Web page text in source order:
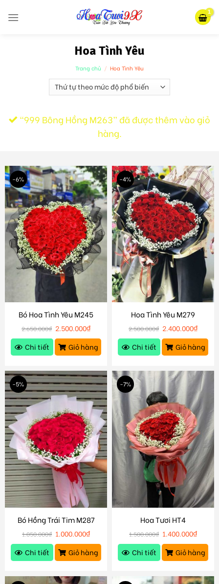
Hoa Tình Yêu
Trang chủ / Hoa Tình Yêu
“999 Bông Hồng M263” đã được thêm vào giỏ
hàng.
-6%
Bó Hoa Tình Yêu M245
2.650.000₫ 2.500.000₫
Chi tiết
Giỏ hàng
-4%
Hoa Tình Yêu M279
2.500.000₫ 2.400.000₫
Chi tiết
Giỏ hàng
-5%
Bó Hồng Trái Tim M287
1.050.000₫ 1.000.000₫
Chi tiết
Giỏ hàng
-7%
Hoa Tươi HT4
1.500.000₫ 1.400.000₫
Chi tiết
Giỏ hàng